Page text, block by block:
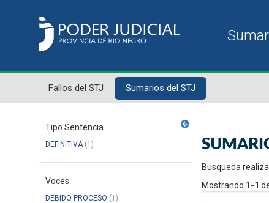
Fallos del STJ Sumarios del STJ
Tipo Sentencia
DEFINITIVA(1)
Voces
DEBIDO PROCESO (1)
Busqueda
Mostrando 1-1